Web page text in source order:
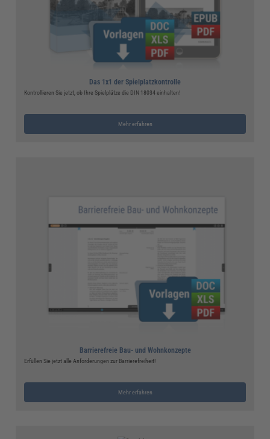
Das 1x1 der Spielplatzkontrolle
Kontrollieren Sie jetzt, ob Ihre Spielplätze die DIN 18034 einhalten!
Mehr erfahren
Barrierefreie Bau- und Wohnkonzepte
Erfüllen Sie jetzt alle Anforderungen zur Barrierefreiheit!
Mehr erfahren